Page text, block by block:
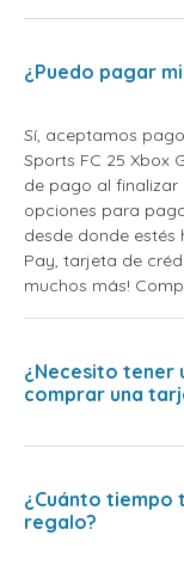
¿Puedo pagar
Sí, aceptamos
Sports FC 25 Xbox
de pago al finalizar
opciones para
desde donde estés
Pay, tarjeta de
muchos más!
¿Necesito tener
comprar una
¿Cuánto
regalo?